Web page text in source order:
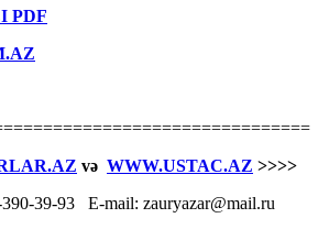
PDF
və WWW.USTAC.AZ >>>>
39-93 E-mail: zauryazar@mail.ru